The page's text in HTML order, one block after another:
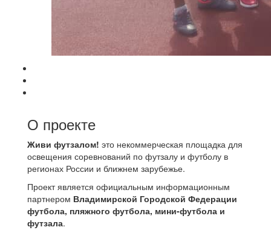
О проекте
Живи футзалом! это некоммерческая площадка для
освещения соревнований по футзалу и футболу в
регионах России и ближнем зарубежье.
Проект является официальным информационным
партнером Владимирской Городской Федерации
футбола, пляжного футбола, мини-футбола и
футзала.